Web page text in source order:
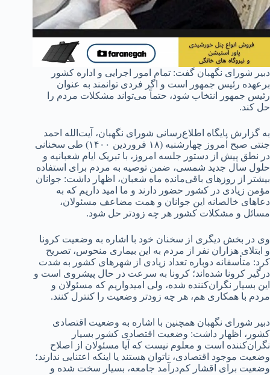
دبیر شورای نگهبان گفت: تمام امور اجرایی و اداره کشور
برعهده رئیس جمهور است و اگر فردی توانمند به عنوان
رئیس جمهور انتخاب شود، حتماً می‌تواند مشکلات مردم را
حل کند.
به گزارش پایگاه اطلاع‌رسانی شورای نگهبان، آیت‌الله احمد
جنتی صبح امروز چهارشنبه (۱۸ فروردین ۱۴۰۰) طی سخنانی
در نطق پیش از دستور جلسه امروز، با تبریک ایام شعبانیه و
حلول سال جدید شمسی، ضمن توصیه به مردم برای استفاده
بیشتر از روز‌های باقی‌مانده ماه شعبان، اظهار داشت: جوانان
مؤمن زیادی در کشور حضور دارند و ما امید داریم که به
دعا‌های خالصانه این جوانان و همت مضاعف مسئولان،
مسائل و مشکلات کشور هر چه زودتر حل شود.
وی در بخش دیگری از سخنان خود با اشاره به وضعیت کرونا
و ابتلای هزاران نفر از مردم به این بیماری منحوس، تصریح
کرد: متأسفانه دوباره تعداد زیادی از شهر‌های کشور به شدت
درگیر کرونا شده‌اند؛ کرونا به سرعت در حال پیشروی است و
این بسیار نگران‌کننده شده، ولی امیدواریم که مسئولان و
مردم با همکاری هم، هر چه زودتر وضعیت را کنترل کنند.
دبیر شورای نگهبان همچنین با اشاره به وضعیت اقتصادی
کشور، اظهار داشت: وضعیت اقتصادی کشور بسیار
نگران‌کننده است و معلوم نیست که آیا مسئولان از اصلاح
وضعیت موجود اقتصادی، ناتوان هستند یا اینکه اعتنایی ندارند؛
وضعیت برای اقشار کم‌درآمد جامعه، بسیار سخت شده و